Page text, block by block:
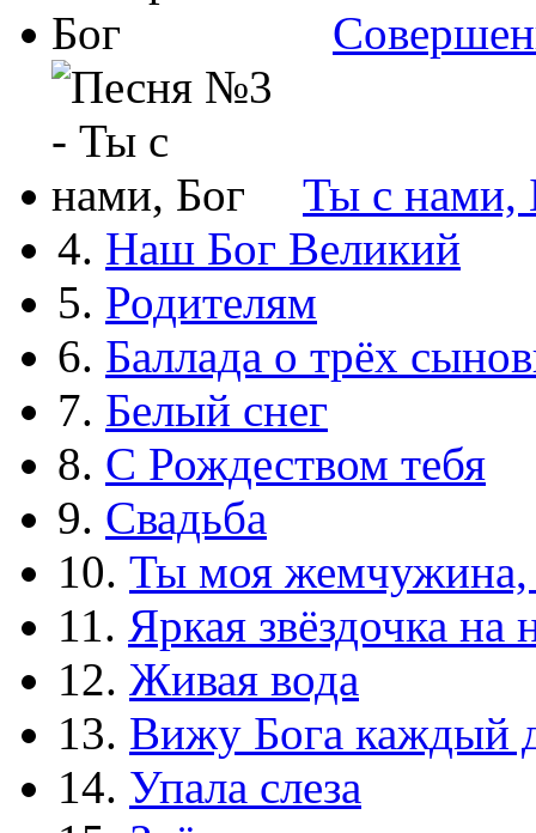
Ты с нами,
4. Наш Бог Великий
5. Родителям
6. Баллада о трёх
7. Белый снег
8. С Рождеством тебя
9. Свадьба
10. Ты моя жемчужина,
11. Яркая звёздочка на
12. Живая вода
13. Вижу Бога каждый
14. Упала слеза